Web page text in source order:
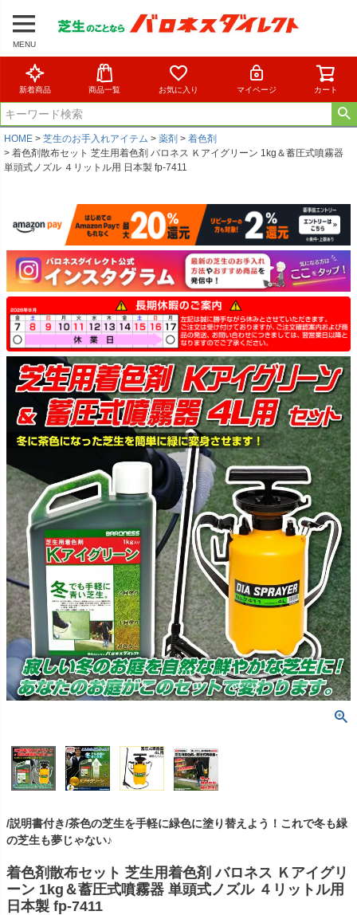
MENU
新着商品 商品一覧 お気に入り マイページ カート
HOME 芝生のお手入れアイテム 薬剤
着色剤
着色剤散布セット 芝生用着色剤 バロネス Ｋアイグリーン 1kg＆蓄圧式噴霧器
単頭式ノズル ４リットル用 日本製 fp-7411
/説明書付き/茶色の芝生を手軽に緑色に塗り替えよう！これで冬も緑
の芝生も夢じゃない♪
着色剤散布セット 芝生用着色剤 バロネス Ｋアイグリ
ーン 1kg＆蓄圧式噴霧器 単頭式ノズル ４リットル用
日本製 fp-7411